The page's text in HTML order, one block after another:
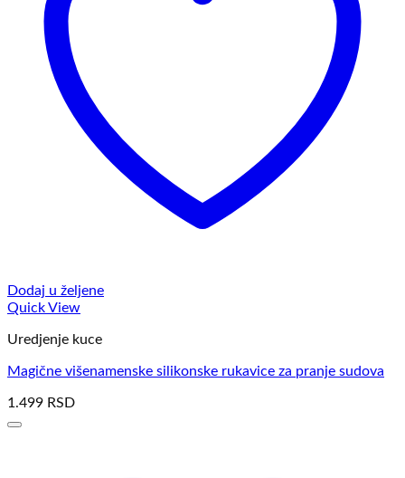
Dodaj u željene
Quick View
Uredjenje kuce
Magične višenamenske silikonske rukavice za pranje sudova
1.499 RSD